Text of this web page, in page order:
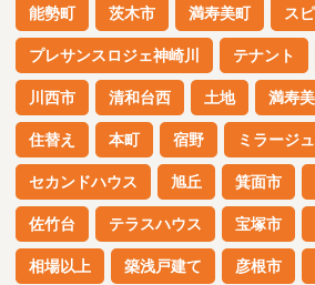
能勢町 茨木市 満寿美町 ス
プレサンスロジェ神崎川 テナント
川西市 清和台西 土地 満寿
住替え 本町 宿野 ミラージ
セカンドハウス 旭丘 箕面市
佐竹台 テラスハウス 宝塚市
相場以上 築浅戸建て 彦根市